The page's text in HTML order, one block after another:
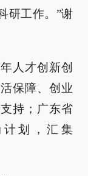
研工作。”谢
人才创新创
保障、创业
持；广东省
划，汇集